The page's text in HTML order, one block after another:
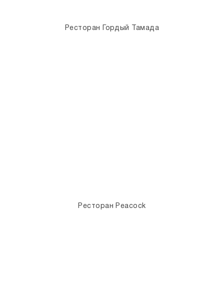
Ресторан Гордый Тамада
Ресторан Peacock